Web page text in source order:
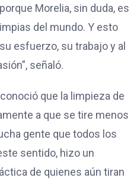
Morelia, sin duda, es
del mundo. Y esto
esfuerzo, su trabajo y al
señaló.
que la limpieza de
a que se tire menos
gente que todos los
sentido, hizo un
de quienes aún tiran